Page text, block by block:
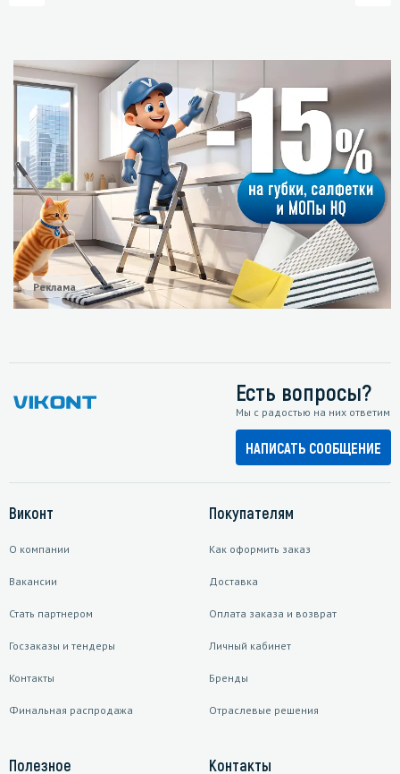
Реклама
Есть вопросы?
Мы с радостью на них ответим
НАПИСАТЬ СООБЩЕНИЕ
Виконт
О компании
Вакансии
Стать партнером
Госзаказы и тендеры
Контакты
Финальная распродажа
Покупателям
Как оформить заказ
Доставка
Оплата заказа и возврат
Личный кабинет
Бренды
Отраслевые решения
Полезное Контакты